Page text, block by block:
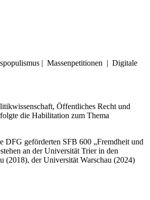
| Massenpetitionen | Digitale
Öffentliches Recht und
die Habilitation zum Thema
DFG geförderten SFB 600 „Fremdheit und
an der Universität Trier in den
(2018), der Universität Warschau (2024)